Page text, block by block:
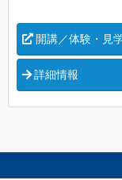
開講／体験・見
詳細情報